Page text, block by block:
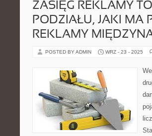
ZASIĘG REKLAMY
PODZIAŁU, JAKI MA
REKLAMY
POSTED BY ADMIN WRZ - 23 - 2025